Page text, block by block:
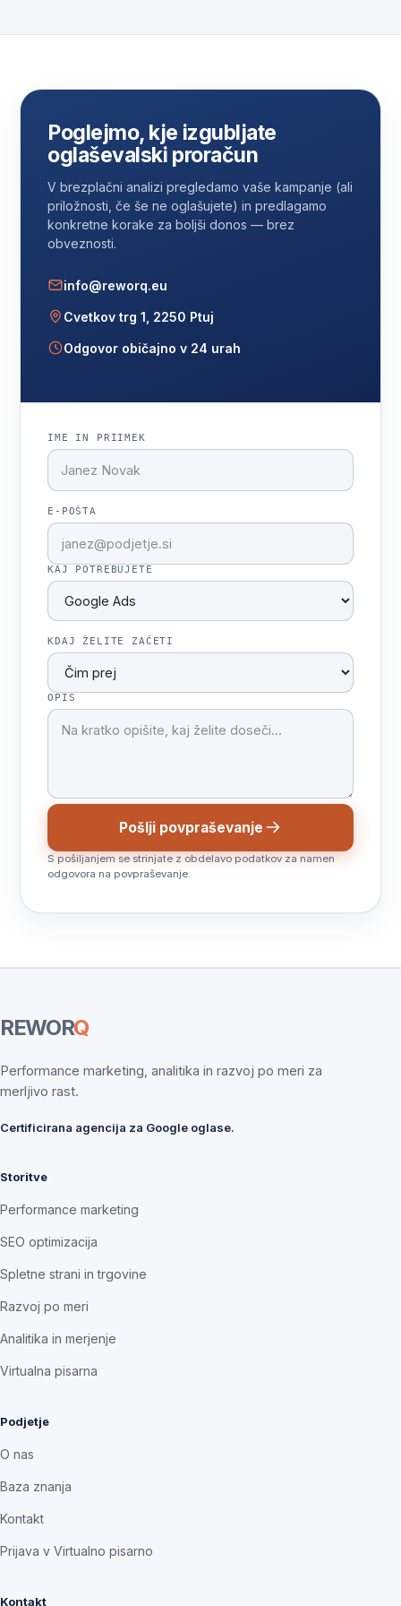
Poglejmo, kje izgubljate
oglaševalski proračun
V brezplačni analizi pregledamo vaše kampanje (ali
priložnosti, če še ne oglašujete) in predlagamo
konkretne korake za boljši donos — brez
obveznosti.
info@reworq.eu
Cvetkov trg 1, 2250 Ptuj
Odgovor običajno v 24 urah
IME IN PRIIMEK
E-POŠTA
KAJ POTREBUJETE
KDAJ ŽELITE ZAČETI
OPIS
Pošlji povpraševanje
S pošiljanjem se strinjate z obdelavo podatkov za namen
odgovora na povpraševanje.
REWORQ
Performance marketing, analitika in razvoj po meri za
merljivo rast.
Certificirana agencija za Google oglase.
Storitve
Performance marketing
SEO optimizacija
Spletne strani in trgovine
Razvoj po meri
Analitika in merjenje
Virtualna pisarna
Podjetje
O nas
Baza znanja
Kontakt
Prijava v Virtualno pisarno
Kontakt